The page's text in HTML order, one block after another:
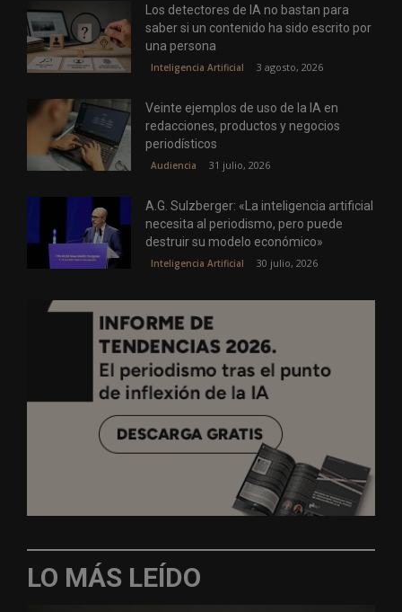
Los detectores de IA no bastan para
saber si un contenido ha sido escrito por
una persona
Inteligencia Artificial 3 agosto, 2026
Veinte ejemplos de uso de la IA en
redacciones, productos y negocios
periodísticos
Audiencia 31 julio, 2026
A.G. Sulzberger: «La inteligencia artificial
necesita al periodismo, pero puede
destruir su modelo económico»
Inteligencia Artificial 30 julio, 2026
LO MÁS LEÍDO